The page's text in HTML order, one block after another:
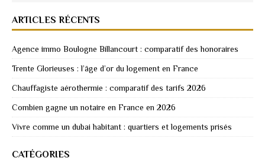
ARTICLES RÉCENTS
Agence immo Boulogne Billancourt : comparatif des honoraires
Trente Glorieuses : l’âge d’or du logement en France
Chauffagiste aérothermie : comparatif des tarifs 2026
Combien gagne un notaire en France en 2026
Vivre comme un dubai habitant : quartiers et logements prisés
CATÉGORIES